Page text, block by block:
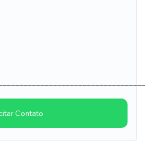
Contato